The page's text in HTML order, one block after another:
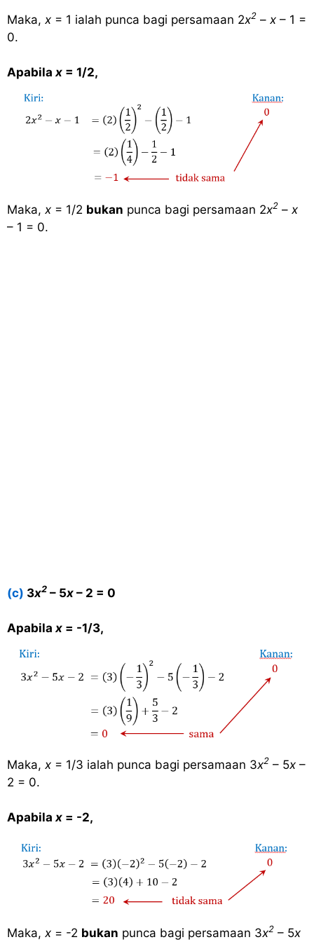
Maka, x = 1 ialah punca bagi persamaan 2x2 – x – 1 =
0.
Apabila x = 1/2,
Maka, x = 1/2 bukan punca bagi persamaan 2x2 – x
– 1 = 0.
(c) 3x2 – 5x – 2 = 0
Apabila x = -1/3,
Maka, x = 1/3 ialah punca bagi persamaan 3x2 – 5x –
2 = 0.
Apabila x = -2,
Maka, x = -2 bukan punca bagi persamaan 3x2 – 5x